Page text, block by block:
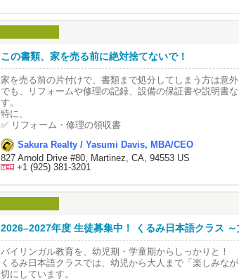
評価の高い学区内に位置し、ダウンタウン・ダンビルか
周辺の公園利用にも便利なロケーションです。
低額のHOA費には、建物外観のメンテナンス、フロント
サービスが含まれており、手間の少ない安心した暮らしを
この特別な機会をぜひお見逃しなく。
この書類、家を売る前に絶対捨てないで！
家を売る前の片付けで、書類まで処分してしまう方は意外
でも、リフォームや修理の記録、設備の保証書や説明書
す。
特に、
✅ リフォーム・修理の領収書
✅ 給湯器・HVAC・キッチン家電などの保証書
✅ ソーラーパネルの契約書や保証書
✅ HOAに関する書類（該当する場合）
Sakura Realty / Yasumi Davis, MBA/CEO
827 Arnold Drive #80, Martinez, CA, 94553 US
+1 (925) 381-3201
2026–2027年度 生徒募集中！ くるみ日本語クラス
バイリンガル教育を、幼児期・学童期からしっかりと！
くるみ日本語クラスでは、幼児から大人まで「楽しみな
切にしています。